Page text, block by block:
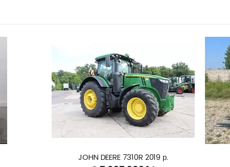
JOHN DEERE 7310R 2019 р.